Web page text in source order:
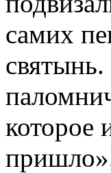
самих
которое